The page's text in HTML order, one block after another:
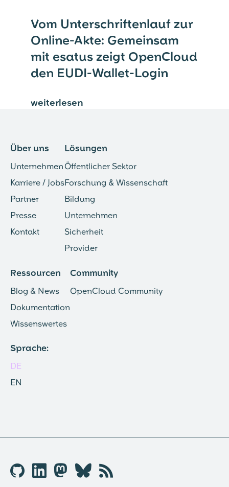
Vom Unterschriftenlauf zur
Online-Akte: Gemeinsam
mit esatus zeigt OpenCloud
den EUDI-Wallet-Login
weiterlesen
Über uns
Unternehmen
Karriere / Jobs
Partner
Presse
Kontakt
Lösungen
Öffentlicher Sektor
Forschung & Wissenschaft
Bildung
Unternehmen
Sicherheit
Provider
Ressourcen
Blog & News
Dokumentation
Wissenswertes
Community
OpenCloud Community
Sprache:
DE
EN
🐱︎  🦣︎ 🦋︎ 📡︎